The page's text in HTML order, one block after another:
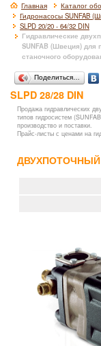
Главная Каталог
Гидронасосы SUNFAB
SLPD 20/20 - 64/32 DIN
Гидравлические
SUNFAB (Швеция) для
станочного
Поделиться…
SLPD 28/28 DIN
Продажа гидравлических
типов гидросистем
производство и поставки.
Прайс-листы с ценами на
ДВУХПОТОЧНЫЙ